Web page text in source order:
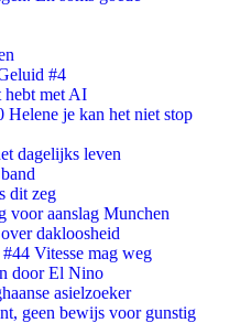
#4
hebt met AI
je kan het niet stop
dagelijks leven
dit zeg
voor aanslag Munchen
dakloosheid
Vitesse mag weg
door El Nino
asielzoeker
geen bewijs voor gunstig